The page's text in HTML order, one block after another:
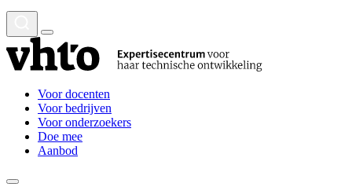
Voor docenten
Voor bedrijven
Voor onderzoekers
Doe mee
Aanbod